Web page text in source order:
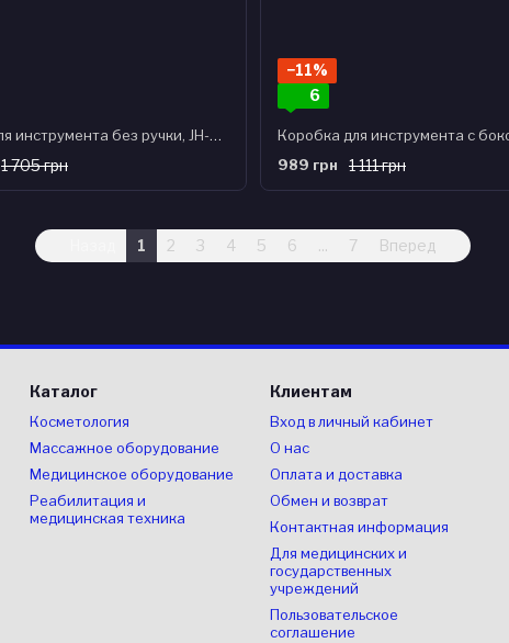
Коробка для инструмента без ручки, JH-2051-30
1 705 грн
−11%
6
1 111 грн
989 грн
1 2 3 4 5 6 ... 7 Вперед
Каталог
Косметология
Массажное оборудование
Медицинское оборудование
Реабилитация и
медицинская техника
Клиентам
Вход в личный кабинет
О нас
Оплата и доставка
Обмен и возврат
Контактная информация
Для медицинских и
государственных
учреждений
Пользовательское
соглашение